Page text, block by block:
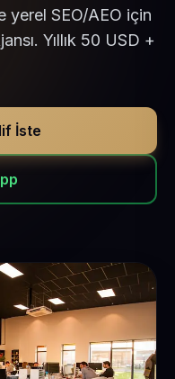
yerel SEO/AEO için
Yıllık 50 USD +
İste